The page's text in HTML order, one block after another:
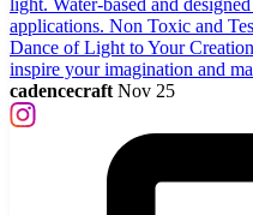
cadencecraft Nov 25